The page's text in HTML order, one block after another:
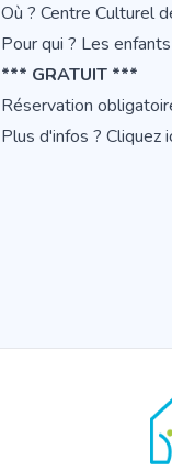
Où ? Centre Culturel
Pour qui ? Les
*** GRATUIT ***
Réservation
Plus d'infos ? Cliquez